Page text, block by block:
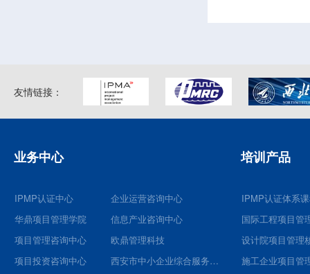
友情链接：
业务中心
IPMP认证中心
华鼎项目管理学院
项目管理咨询中心
项目投资咨询中心
企业运营咨询中心
信息产业咨询中心
欧鼎管理科技
西安市中小企业综合服务平台
培训产品
IPMP认证体系
国际工程项目管
施工企业项目管